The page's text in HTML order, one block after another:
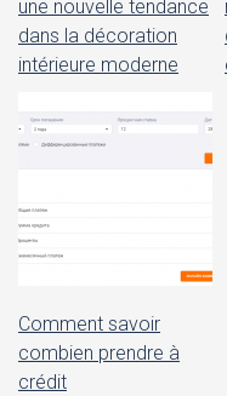
une nouvelle tendance
dans la décoration
intérieure moderne
Comment savoir
combien prendre à
crédit